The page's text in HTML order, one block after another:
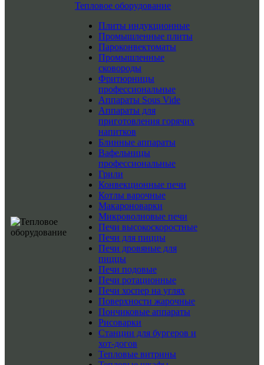
Тепловое оборудование
Плиты индукционные
Промышленные плиты
Пароконвектоматы
Промышленные
сковороды
Фритюрницы
профессиональные
Аппараты Sous Vide
Аппараты для
приготовления горячих
напитков
Блинные аппараты
Вафельницы
профессиональные
Грили
Конвекционные печи
Котлы варочные
Макароноварки
Микроволновые печи
Печи высокоскоростные
Печи для пиццы
Печи дровяные для
пиццы
Печи подовые
Печи ротационные
Печи хоспер на углях
Поверхности жарочные
Пончиковые аппараты
Рисоварки
Станции для бургеров и
хот-догов
Тепловые витрины